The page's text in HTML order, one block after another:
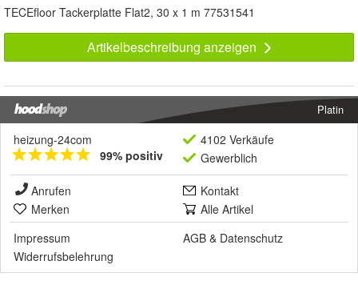
TECEfloor Tackerplatte Flat2, 30 x 1 m 77531541
Artikelbeschreibung anzeigen
Platin
heizung-24com
99% positiv
4102 Verkäufe
Gewerblich
Anrufen
Kontakt
Merken
Alle Artikel
Impressum
AGB & Datenschutz
Widerrufsbelehrung